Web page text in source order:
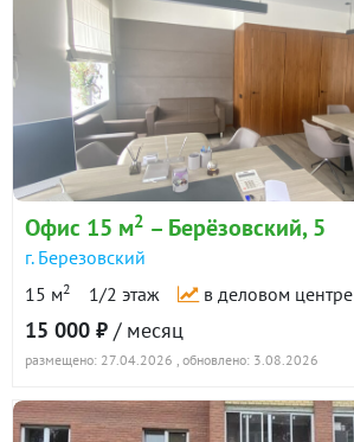
Офис 15 м2 – Берёзовский, 5
г. Березовский
15 м2 1/2 этаж в деловом центре
15 000 ₽ / месяц
размещено: 27.04.2026 , обновлено: 3.08.2026